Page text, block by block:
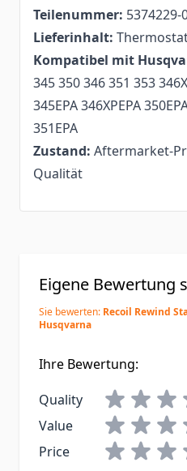
Teilenummer: 5374229-
Lieferinhalt:
Kompatibel mit
345 350 346 351 353
345EPA 346XPEPA
351EPA
Zustand: Aftermarket-
Qualität
Eigene Bewertung
Sie bewerten: Recoil Rewind
Husqvarna
Ihre Bewertung:
Quality
Value
Price